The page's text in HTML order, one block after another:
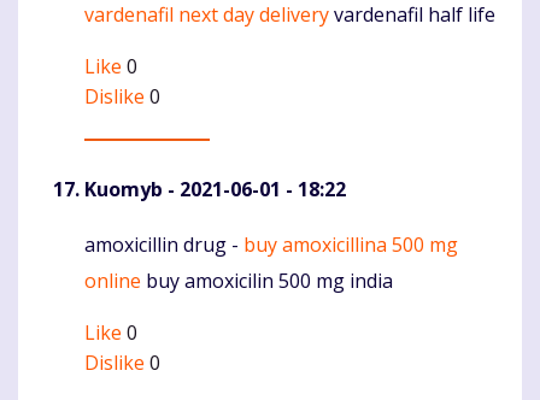
vardenafil next day deliveryvardenafil half life
Like 0
Dislike 0
Kuomyb - 2021-06-01 - 18:22
Komentaras
amoxicillin drug - buy amoxicillina 500 mg
online buy amoxicilin 500 mg india
Like 0
Dislike 0